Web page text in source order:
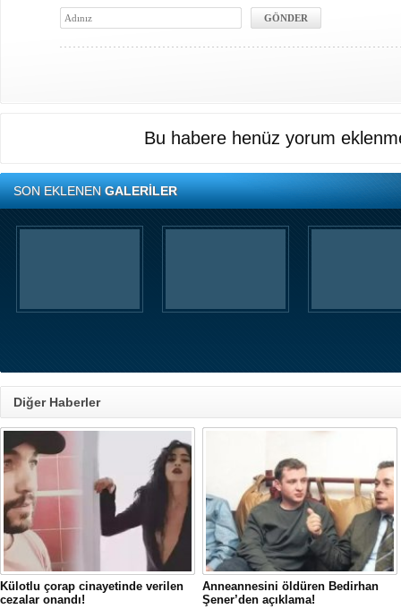
Bu habere henüz yorum
SON EKLENENGALERİLER
Diğer Haberler
Külotlu çorap cinayetinde verilen
cezalar onandı!
Anneannesini öldüren Bedirhan
Şener’den açıklama!